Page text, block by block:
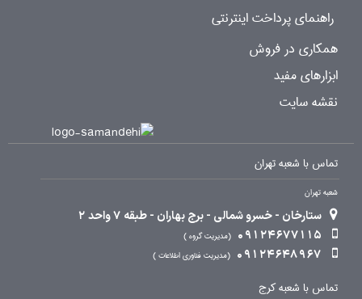
راهنمای پرداخت اینترنتی
همکاری در فروش
ابزارهای مفید
نقشه سایت
تماس با شعبه تهران
شعبه تهران
ستارخان - خسرو شمالی - برج بهاران - طبقه 7 واحد 2
09124677115
مدیریت گروه
09124648967 مدیریت فناوری اطلاعات
تماس با شعبه کرج